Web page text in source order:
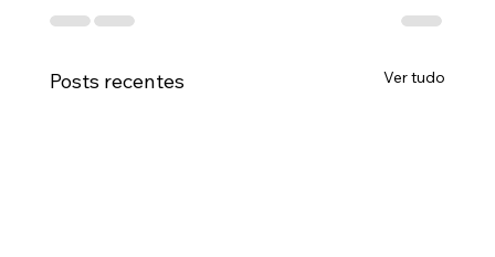
Posts recentes Ver tudo